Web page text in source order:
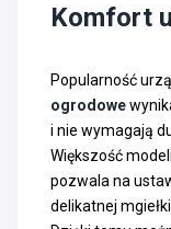
Komfort
Popularność
ogrodowe
i nie wymagają
Większość
pozwala na
delikatnej